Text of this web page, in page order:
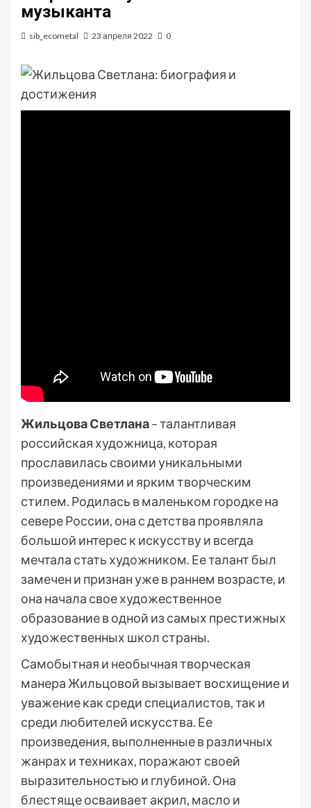
музыканта
sib_ecometal 23 апреля 2022 0
Жильцова Светлана– талантливая
российская художница, которая
прославилась своими уникальными
произведениями и ярким творческим
стилем. Родилась в маленьком городке на
севере России, она с детства проявляла
большой интерес к искусству и всегда
мечтала стать художником. Ее талант был
замечен и признан уже в раннем возрасте, и
она начала свое художественное
образование в одной из самых престижных
художественных школ страны.
Самобытная и необычная творческая
манера Жильцовой вызывает восхищение и
уважение как среди специалистов, так и
среди любителей искусства. Ее
произведения, выполненные в различных
жанрах и техниках, поражают своей
выразительностью и глубиной. Она
блестяще осваивает акрил, масло и